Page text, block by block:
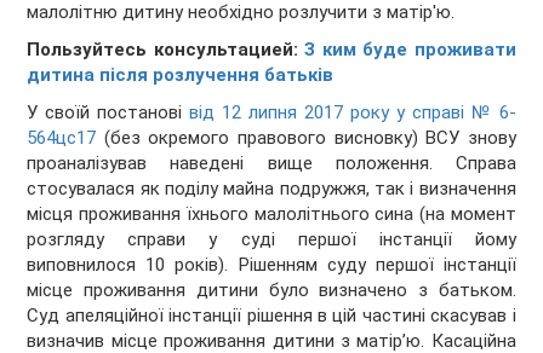
малолітню дитину необхідно розлучити з матір'ю.
Пользуйтесь консультацией:З ким буде проживати
дитина після розлучення батьків
У своїй постановівід 12 липня 2017 року у справі № 6-
564цс17 (без окремого правового висновку) ВСУ знову
проаналізував наведені вище положення. Справа
стосувалася як поділу майна подружжя, так і визначення
місця проживання їхнього малолітнього сина (на момент
розгляду справи у суді першої інстанції йому
виповнилося 10 років). Рішенням суду першої інстанції
місце проживання дитини було визначено з батьком.
Суд апеляційної інстанції рішення в цій частині скасував і
визначив місце проживання дитини з матір’ю. Касаційна